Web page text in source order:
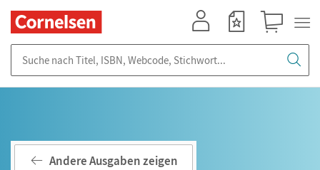
Andere Ausgaben zeigen